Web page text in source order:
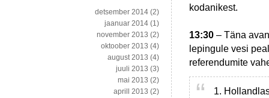
kodanikest.
13:30 – Täna
lepingule vesi
referendumite
1.
detsember 2014 (2)
jaanuar 2014 (1)
november 2013 (2)
oktoober 2013 (4)
august 2013 (4)
juuli 2013 (3)
mai 2013 (2)
aprill 2013 (2)